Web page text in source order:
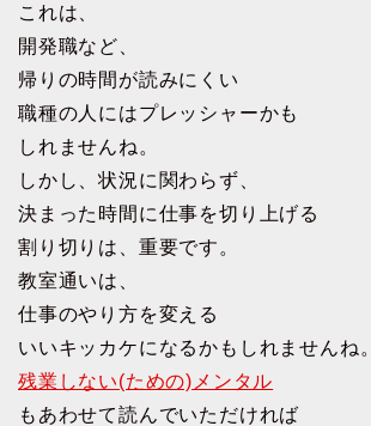
これは、
開発職など、
帰りの時間が読みにくい
職種の人にはプレッシャーかも
しれませんね。
しかし、状況に関わらず、
決まった時間に仕事を切り上げる
割り切りは、重要です。
教室通いは、
仕事のやり方を変える
いいキッカケになるかもしれませんね。
残業しない(ための)メンタル
もあわせて読んでいただければ